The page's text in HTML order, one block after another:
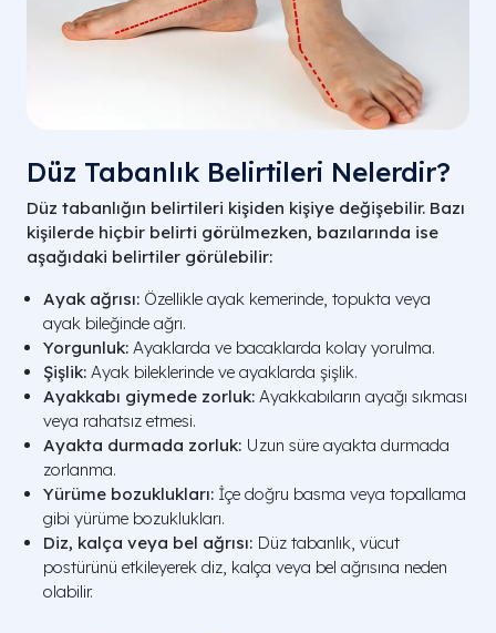
Düz Tabanlık Belirtileri Nelerdir?
Düz tabanlığın belirtileri kişiden kişiye değişebilir. Bazı
kişilerde hiçbir belirti görülmezken, bazılarında ise
aşağıdaki belirtiler görülebilir:
Ayak ağrısı: Özellikle ayak kemerinde, topukta veya
ayak bileğinde ağrı.
Yorgunluk: Ayaklarda ve bacaklarda kolay yorulma.
Şişlik: Ayak bileklerinde ve ayaklarda şişlik.
Ayakkabı giymede zorluk: Ayakkabıların ayağı sıkması
veya rahatsız etmesi.
Ayakta durmada zorluk: Uzun süre ayakta durmada
zorlanma.
Yürüme bozuklukları: İçe doğru basma veya topallama
gibi yürüme bozuklukları.
Diz, kalça veya bel ağrısı: Düz tabanlık, vücut
postürünü etkileyerek diz, kalça veya bel ağrısına neden
olabilir.